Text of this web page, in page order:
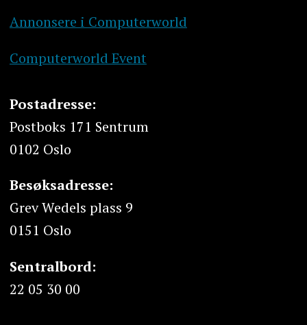
Annonsere i Computerworld
Computerworld Event
Postadresse:
Postboks 171 Sentrum
0102 Oslo
Besøksadresse:
Grev Wedels plass 9
0151 Oslo
Sentralbord:
22 05 30 00